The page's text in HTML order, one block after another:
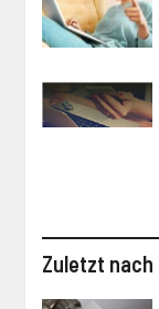
Zuletzt nach